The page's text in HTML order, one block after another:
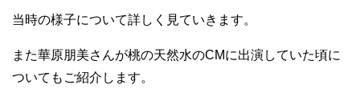
当時の様子について詳しく見ていきます。
また華原朋美さんが桃の天然水のCMに出演していた頃に
ついてもご紹介します。